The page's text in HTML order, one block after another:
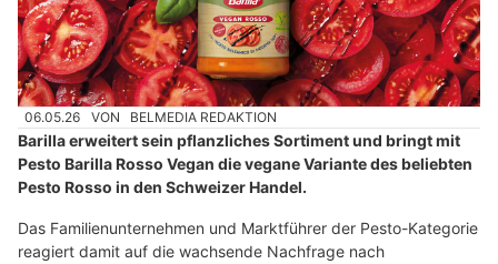
06.05.26 VON BELMEDIA REDAKTION
Barilla erweitert sein pflanzliches Sortiment und bringt mit
Pesto Barilla Rosso Vegan die vegane Variante des beliebten
Pesto Rosso in den Schweizer Handel.
Das Familienunternehmen und Marktführer der Pesto-Kategorie
reagiert damit auf die wachsende Nachfrage nach